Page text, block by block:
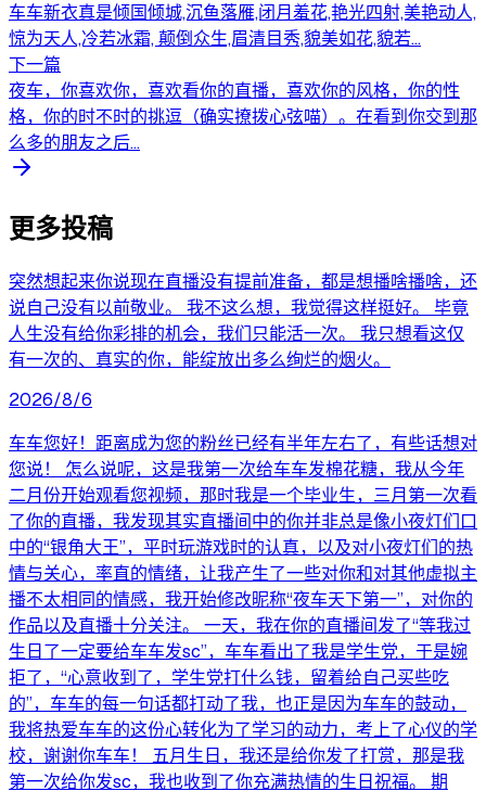
车车新衣真是倾国倾城,沉鱼落雁,闭月羞花,艳光四射,美艳动人,
惊为天人,冷若冰霜, 颠倒众生,眉清目秀,貌美如花,貌若...
下一篇
夜车，你喜欢你，喜欢看你的直播，喜欢你的风格，你的性
格，你的时不时的挑逗（确实撩拨心弦喵）。在看到你交到那
么多的朋友之后...
更多投稿
突然想起来你说现在直播没有提前准备，都是想播啥播啥，还
说自己没有以前敬业。 我不这么想，我觉得这样挺好。 毕竟
人生没有给你彩排的机会，我们只能活一次。 我只想看这仅
有一次的、真实的你，能绽放出多么绚烂的烟火。
2026/8/6
车车您好！距离成为您的粉丝已经有半年左右了，有些话想对
您说！ 怎么说呢，这是我第一次给车车发棉花糖，我从今年
二月份开始观看您视频，那时我是一个毕业生，三月第一次看
了你的直播，我发现其实直播间中的你并非总是像小夜灯们口
中的“银角大王”，平时玩游戏时的认真，以及对小夜灯们的热
情与关心，率直的情绪，让我产生了一些对你和对其他虚拟主
播不太相同的情感，我开始修改昵称“夜车天下第一”，对你的
作品以及直播十分关注。 一天，我在你的直播间发了“等我过
生日了一定要给车车发sc”，车车看出了我是学生党，于是婉
拒了，“心意收到了，学生党打什么钱，留着给自己买些吃
的”，车车的每一句话都打动了我，也正是因为车车的鼓动，
我将热爱车车的这份心转化为了学习的动力，考上了心仪的学
校，谢谢你车车！ 五月生日，我还是给你发了打赏，那是我
第一次给你发sc，我也收到了你充满热情的生日祝福。 期